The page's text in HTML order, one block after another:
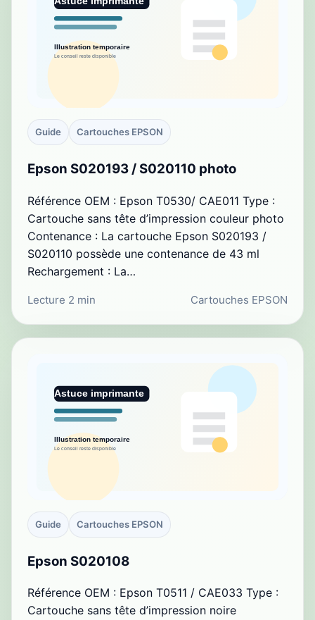
Guide Cartouches EPSON
Epson S020193 / S020110 photo
Référence OEM : Epson T0530/ CAE011 Type :
Cartouche sans tête d’impression couleur photo
Contenance : La cartouche Epson S020193 /
S020110 possède une contenance de 43 ml
Rechargement : La…
Lecture 2 min Cartouches EPSON
Guide Cartouches EPSON
Epson S020108
Référence OEM : Epson T0511 / CAE033 Type :
Cartouche sans tête d’impression noire